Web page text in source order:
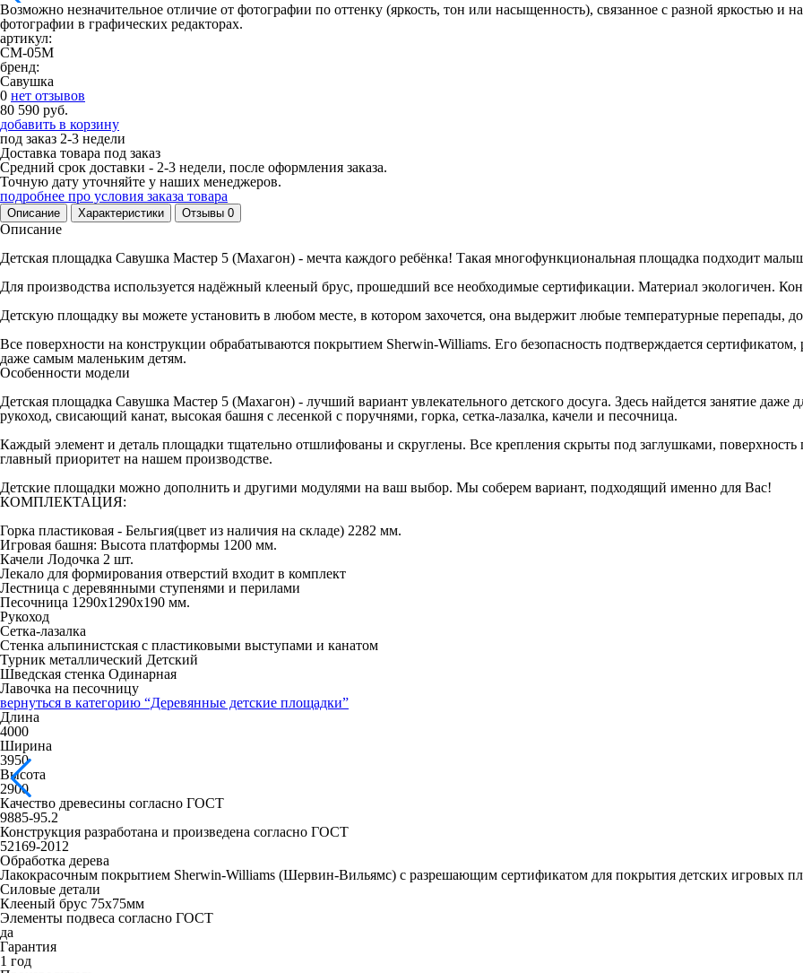
Возможно незначительное отличие от фотографии по оттенку (яркость, тон или насыщенность), связанное с разной яркостью и
фотографии в графических редакторах.
артикул:
СМ-05М
бренд:
Савушка
0 нет отзывов
80 590 руб.
добавить в корзину
под заказ 2-3 недели
Доставка товара под заказ
Средний срок доставки - 2-3 недели, после оформления заказа.
Точную дату уточняйте у наших менеджеров.
подробнее про условия заказа товара
Описание Характеристики Отзывы 0
Описание
Детская площадка Савушка Мастер 5 (Махагон) - мечта каждого ребёнка! Такая многофункциональная площадка подходит
Для производства используется надёжный клееный брус, прошедший все необходимые сертификации. Материал экологичен.
Детскую площадку вы можете установить в любом месте, в котором захочется, она выдержит любые температурные перепады,
Все поверхности на конструкции обрабатываются покрытием Sherwin-Williams. Его безопасность подтверждается
даже самым маленьким детям.
Особенности модели
Детская площадка Савушка Мастер 5 (Махагон) - лучший вариант увлекательного детского досуга. Здесь найдется занятие даже
рукоход, свисающий канат, высокая башня с лесенкой с поручнями, горка, сетка-лазалка, качели и песочница.
Каждый элемент и деталь площадки тщательно отшлифованы и скруглены. Все крепления скрыты под заглушками, поверхность
главный приоритет на нашем производстве.
Детские площадки можно дополнить и другими модулями на ваш выбор. Мы соберем вариант, подходящий именно для Вас!
КОМПЛЕКТАЦИЯ:
Горка пластиковая - Бельгия(цвет из наличия на складе) 2282 мм.
Игровая башня: Высота платформы 1200 мм.
Качели Лодочка 2 шт.
Лекало для формирования отверстий входит в комплект
Лестница с деревянными ступенями и перилами
Песочница 1290х1290х190 мм.
Рукоход
Сетка-лазалка
Стенка альпинистская с пластиковыми выступами и канатом
Турник металлический Детский
Шведская стенка Одинарная
Лавочка на песочницу
вернуться в категорию “Деревянные детские площадки”
Длина
4000
Ширина
3950
Высота
2900
Качество древесины согласно ГОСТ
9885-95.2
Конструкция разработана и произведена согласно ГОСТ
52169-2012
Обработка дерева
Лакокрасочным покрытием Sherwin-Williams (Шервин-Вильямс) с разрешающим сертификатом для покрытия детских игровых
Силовые детали
Клееный брус 75х75мм
Элементы подвеса согласно ГОСТ
да
Гарантия
1 год